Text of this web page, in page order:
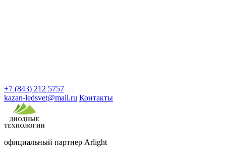
+7 (843) 212 5757
kazan-ledsvet@mail.ru Контакты
официальный партнер Arlight